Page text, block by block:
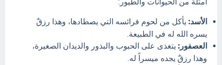
الأسد: يأكل من لحوم فرائسه التي يصطادها، وهذا رزقٌ
يسره الله له في الطبيعة.
العصفور: يتغذى على الحبوب والبذور والديدان الصغيرة،
وهذا رزقٌ يجده ميسراً له.